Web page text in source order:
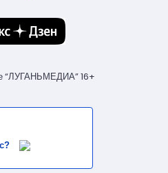
“ЛУГАНЬМЕДИА” 16+